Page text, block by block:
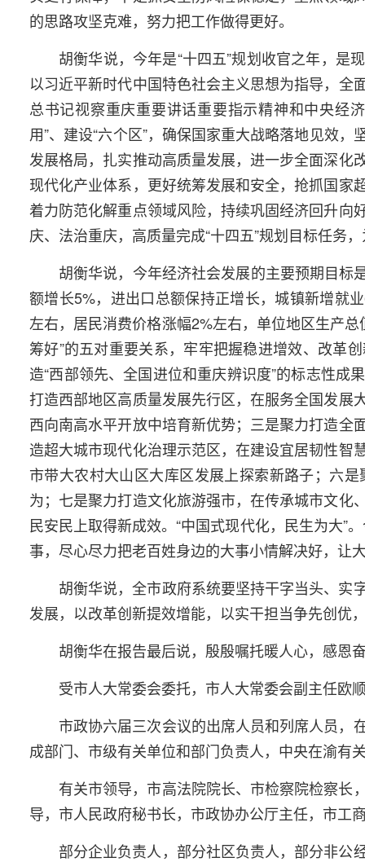
的思路攻坚克难，努力把工作做得更好。
胡衡华说，今年是“十四五”规划收官之年，
以习近平新时代中国特色社会主义思想为指导，
总书记视察重庆重要讲话重要指示精神和中央经
用”、建设“六个区”，确保国家重大战略落地见效
发展格局，扎实推动高质量发展，进一步全面深
现代化产业体系，更好统筹发展和安全，抢抓国家
着力防范化解重点领域风险，持续巩固经济回升向
庆、法治重庆，高质量完成“十四五”规划目标任务
胡衡华说，今年经济社会发展的主要预期目
额增长5%，进出口总额保持正增长，城镇新增就
左右，居民消费价格涨幅2%左右，单位地区生产
筹好”的五对重要关系，牢牢把握稳进增效、改革
造“西部领先、全国进位和重庆辨识度”的标志性
打造西部地区高质量发展先行区，在服务全国发展
西向南高水平开放中培育新优势；三是聚力打造
造超大城市现代化治理示范区，在建设宜居韧性智
市带大农村大山区大库区发展上探索新路子；六
为；七是聚力打造文化旅游强市，在传承城市文
民安民上取得新成效。“中国式现代化，民生为大”
事，尽心尽力把老百姓身边的大事小情解决好，让
胡衡华说，全市政府系统要坚持干字当头、实
发展，以改革创新提效增能，以实干担当争先创优
胡衡华在报告最后说，殷殷嘱托暖人心，感恩
受市人大常委会委托，市人大常委会副主任欧
市政协六届三次会议的出席人员和列席人员，
成部门、市级有关单位和部门负责人，中央在渝有
有关市领导，市高法院院长、市检察院检察长
导，市人民政府秘书长，市政协办公厅主任，市工
部分企业负责人，部分社区负责人，部分非公